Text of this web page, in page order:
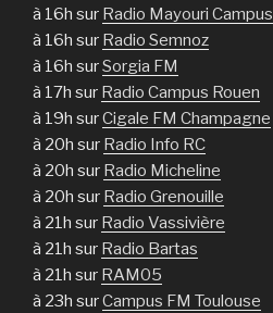
à 16h sur Radio Mayouri Campus
à 16h sur Radio Semnoz
à 16h surSorgia FM
à 17h sur Radio Campus Rouen
à 19h surCigale FM Champagne
à 20h sur Radio Info RC
à 20h sur Radio Micheline
à 20h sur Radio Grenouille
à 21h sur Radio Vassivière
à 21h sur Radio Bartas
à 21h sur RAM05
à 23h surCampus FM Toulouse